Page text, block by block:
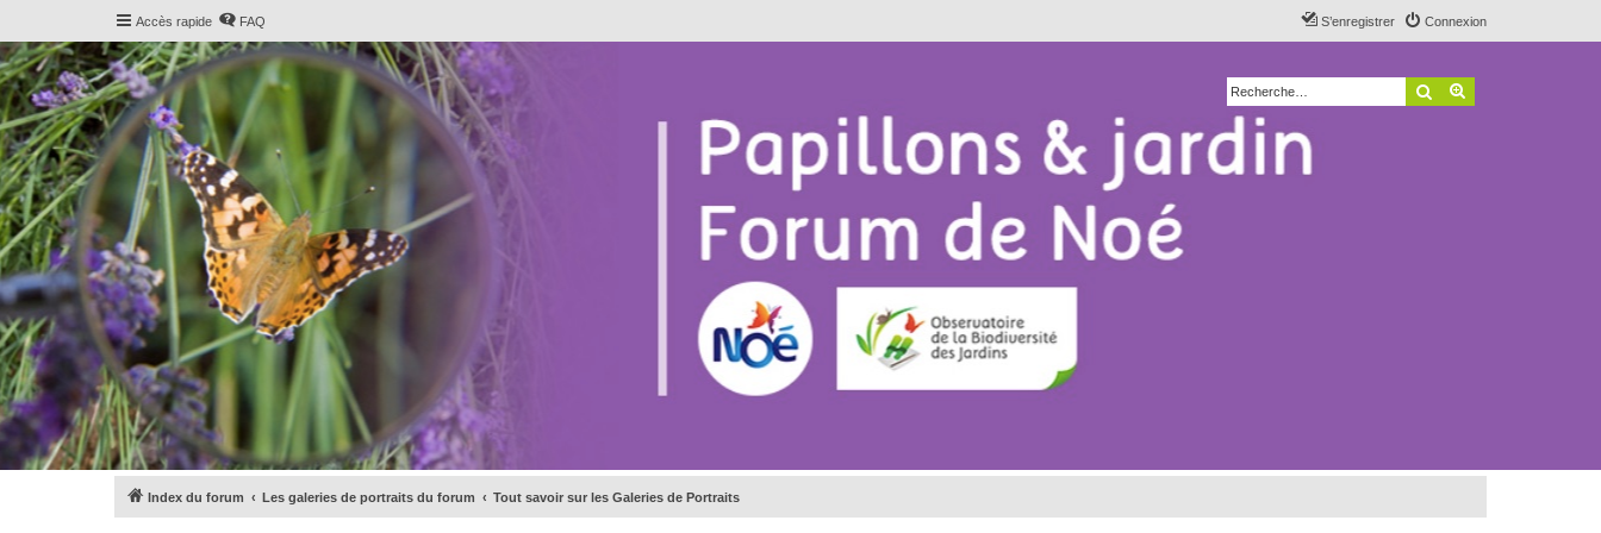
Accès rapide FAQ Connexion
S’enregistrer
Rechercher
Index du forum Les galeries de portraits du forum Tout savoir sur les Galeries de Portraits